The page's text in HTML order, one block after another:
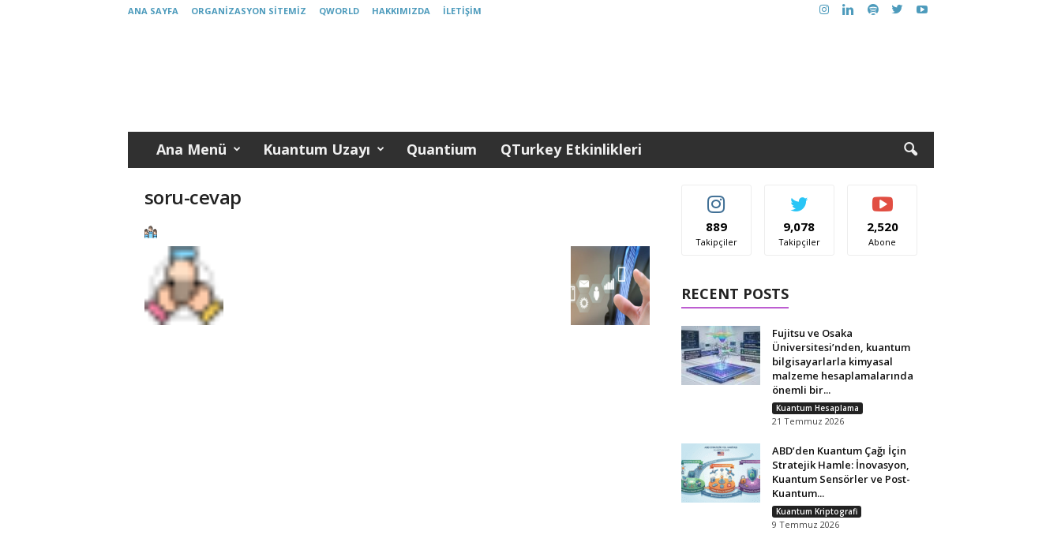
ANA SAYFA ORGANIZASYON SITEMIZ QWORLD HAKKIMIZDA İLETIŞIM
m
ü
Ana Menü Kuantum Uzayı Quantium QTurkey Etkinlikleri
soru-cevap
889
Takipçiler
9,078
Takipçiler
2,520
Abone
RECENT POSTS
Fujitsu ve Osaka
Üniversitesi’nden, kuantum
bilgisayarlarla kimyasal
malzeme hesaplamalarında
önemli bir...
Kuantum Hesaplama
21 Temmuz 2026
ABD’den Kuantum Çağı İçin
Stratejik Hamle: İnovasyon,
Kuantum Sensörler ve Post-
Kuantum...
Kuantum Kriptografi
9 Temmuz 2026